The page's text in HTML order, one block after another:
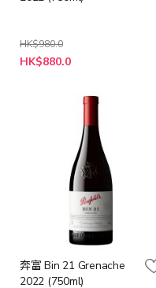
HK$980.0
特
殊
HK$880.0
奔富 Bin 21 Grenache
2022 (750ml)